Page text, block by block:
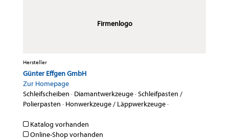
Firmenlogo
Hersteller
Günter Effgen GmbH
Zur Homepage
Schleifscheiben · Diamantwerkzeuge·Schleifpasten /
Polierpasten · Honwerkzeuge / Läppwerkzeuge·
Katalog vorhanden
Online-Shop vorhanden